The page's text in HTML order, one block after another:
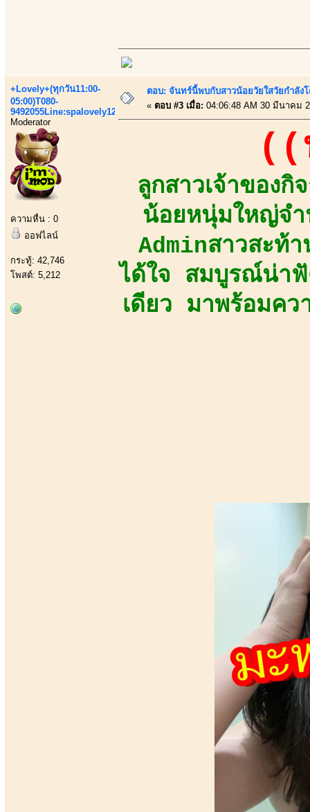
+Lovely+(ทุกวัน11:00-
05:00)T080-
9492055Line:spalovely123
Moderator
ความหื่น : 0
ออฟไลน์
กระทู้: 42,746
โพสต์: 5,212
ตอบ: จันทร์นี้พบกับสาวน้อยวัยใสวัยกำลัง
« ตอบ #3 เมื่อ: 04:06:48 AM 30 มีนาคม
((
ลูกสาวเจ้าของ
น้อยหนุ่มใหญ่จ
Adminสาวสะท้
ได้ใจ สมบูรณ์น่า
เดียว มาพร้อมคว